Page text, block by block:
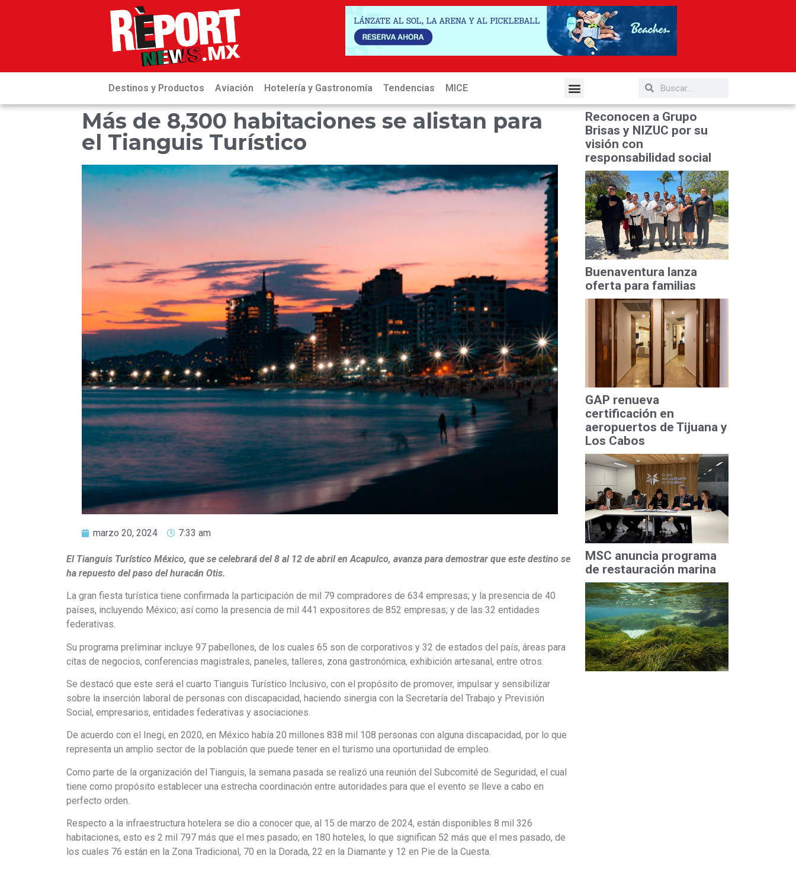
Destinos y Productos Aviación Hotelería y Gastronomía Tendencias MICE
Más de 8,300 habitaciones se alistan para
el Tianguis Turístico
marzo 20, 2024 7:33 am
El Tianguis Turístico México, que se celebrará del 8 al 12 de abril en Acapulco, avanza para demostrar que este destino se
ha repuesto del paso del huracán Otis.
La gran fiesta turística tiene confirmada la participación de mil 79 compradores de 634 empresas; y la presencia de 40
países, incluyendo México; así como la presencia de mil 441 expositores de 852 empresas; y de las 32 entidades
federativas.
Su programa preliminar incluye 97 pabellones, de los cuales 65 son de corporativos y 32 de estados del país, áreas para
citas de negocios, conferencias magistrales, paneles, talleres, zona gastronómica, exhibición artesanal, entre otros.
Se destacó que este será el cuarto Tianguis Turístico Inclusivo, con el propósito de promover, impulsar y sensibilizar
sobre la inserción laboral de personas con discapacidad, haciendo sinergia con la Secretaría del Trabajo y Previsión
Social, empresarios, entidades federativas y asociaciones.
De acuerdo con el Inegi, en 2020, en México había 20 millones 838 mil 108 personas con alguna discapacidad, por lo que
representa un amplio sector de la población que puede tener en el turismo una oportunidad de empleo.
Como parte de la organización del Tianguis, la semana pasada se realizó una reunión del Subcomité de Seguridad, el cual
tiene como propósito establecer una estrecha coordinación entre autoridades para que el evento se lleve a cabo en
perfecto orden.
Respecto a la infraestructura hotelera se dio a conocer que, al 15 de marzo de 2024, están disponibles 8 mil 326
habitaciones, esto es 2 mil 797 más que el mes pasado; en 180 hoteles, lo que significan 52 más que el mes pasado, de
los cuales 76 están en la Zona Tradicional, 70 en la Dorada, 22 en la Diamante y 12 en Pie de la Cuesta.
Reconocen a Grupo
Brisas y NIZUC por su
visión con
responsabilidad social
Buenaventura lanza
oferta para familias
GAP renueva
certificación en
aeropuertos de Tijuana y
Los Cabos
MSC anuncia programa
de restauración marina